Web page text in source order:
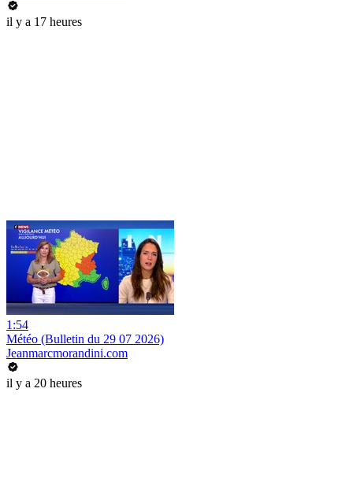
il y a 17 heures
1:54
Météo (Bulletin du 29 07 2026)
Jeanmarcmorandini.com
il y a 20 heures